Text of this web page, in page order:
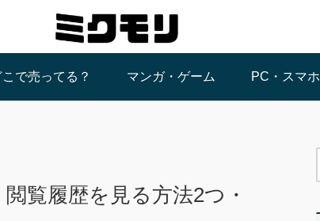
こで売ってる？ マンガ・ゲーム PC・スマホ
覧履歴を見る方法2つ・